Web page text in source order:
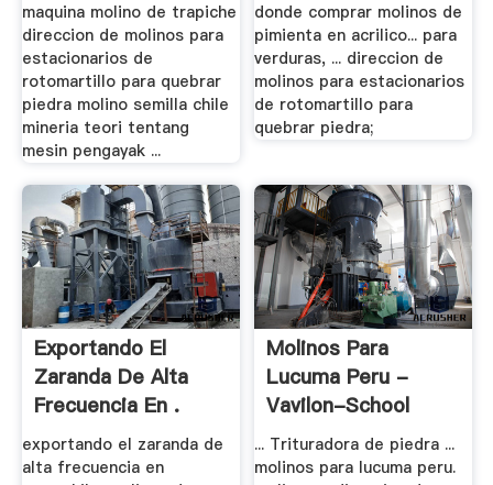
maquina molino de trapiche
direccion de molinos para
estacionarios de
rotomartillo para quebrar
piedra molino semilla chile
mineria teori tentang
mesin pengayak ...
donde comprar molinos de
pimienta en acrilico... para
verduras, ... direccion de
molinos para estacionarios
de rotomartillo para
quebrar piedra;
Exportando El
Zaranda De Alta
Frecuencia En .
exportando el zaranda de
alta frecuencia en
Molinos Para
Lucuma Peru -
Vavilon-School
... Trituradora de piedra ...
molinos para lucuma peru.